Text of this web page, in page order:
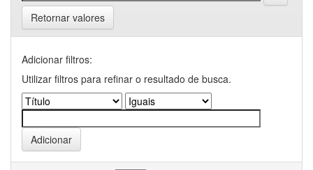
Retornar valores
Adicionar filtros:
Utilizar filtros para refinar o resultado de busca.